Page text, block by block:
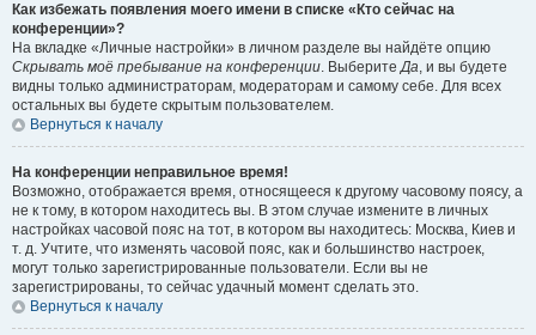
Как избежать появления моего имени в списке «Кто сейчас на
конференции»?
На вкладке «Личные настройки» в личном разделе вы найдёте опцию
Скрывать моё пребывание на конференции. ВыберитеДа, и вы будете
видны только администраторам, модераторам и самому себе. Для всех
остальных вы будете скрытым пользователем.
Вернуться к началу
На конференции неправильное время!
Возможно, отображается время, относящееся к другому часовому поясу, а
не к тому, в котором находитесь вы. В этом случае измените в личных
настройках часовой пояс на тот, в котором вы находитесь: Москва, Киев и
т. д. Учтите, что изменять часовой пояс, как и большинство настроек,
могут только зарегистрированные пользователи. Если вы не
зарегистрированы, то сейчас удачный момент сделать это.
Вернуться к началу